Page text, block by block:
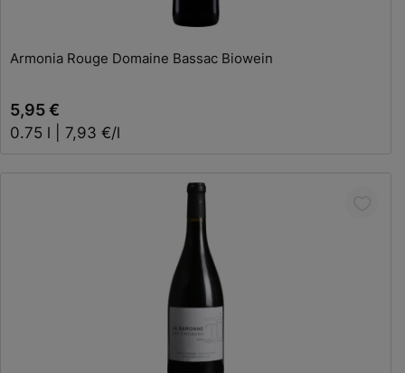
In den Warenkorb
Armonia Rouge Domaine Bassac Biowein
5,95 €
0.75 l | 7,93 €/l
In den Warenkorb